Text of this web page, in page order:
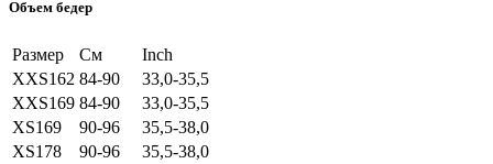
Объем бедер
Размер См
Inch
XXS162 84-90
33,0-35,5
XXS169 84-90
33,0-35,5
XS169
90-96
35,5-38,0
XS178
90-96
35,5-38,0